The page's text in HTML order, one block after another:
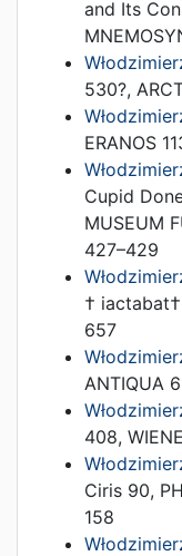
and Its
530?,
ERANOS
Cupid
MUSEUM
427–429
† iactabat†
657
ANTIQUA
408,
Ciris 90,
158